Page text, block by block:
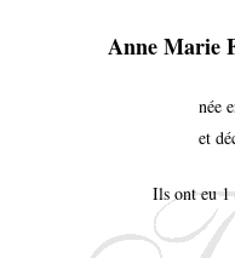
Anne Marie
née
et
Ils ont eu 1